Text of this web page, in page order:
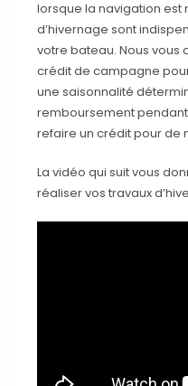
lorsque la navigation est
d’hivernage sont
votre bateau. Nous vous
crédit de campagne
une saisonnalité
remboursement pendant
refaire un crédit pour de
La vidéo qui suit vous
réaliser vos travaux